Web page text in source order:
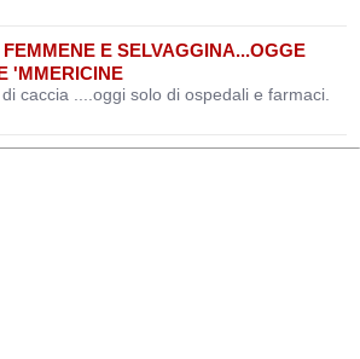
E SELVAGGINA...OGGE
'MMERICINE
caccia ....oggi solo di ospedali e farmaci.